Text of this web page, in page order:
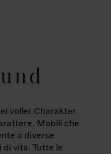
voller Charakter
Mobili che
a diverse
vita. Tutte le